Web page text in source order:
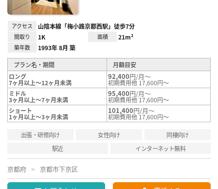
アクセス 山陰本線「梅小路京都西駅」徒歩7分
間取り 1K 面積 21m²
築年数 1993年 8月 築
プラン名・期間
月額目安
ロング
7ヶ月以上～12ヶ月未満
92,400円/月～
初期費用他 17,600円～
ミドル
3ヶ月以上～7ヶ月未満
95,400円/月～
初期費用他 17,600円～
ショート
1ヶ月以上～3ヶ月未満
101,400円/月～
初期費用他 17,600円～
出張・研修向け 女性向け
同棲向け
駅近
インターネット無料
京都府 京都市下京区